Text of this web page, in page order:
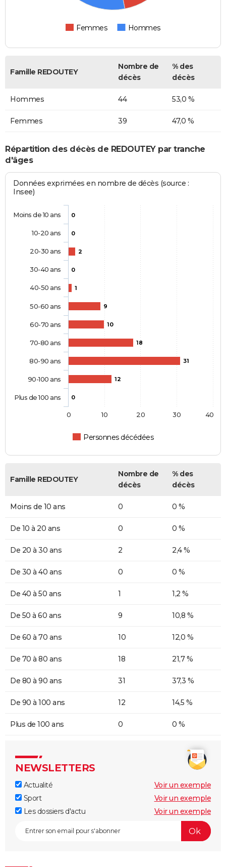
Femmes Hommes
Famille REDOUTEY
Nombre de
décès
% des
décès
Hommes 44 53,0 %
Femmes 39 47,0 %
Répartition des décès de REDOUTEY par tranche
d'âges
Données exprimées en nombre de décès (source :
Insee)
0
0
2
0
1
9
10
18
31
12
0
Personnes décédées
Moins de 10 ans
10-20 ans
20-30 ans
30-40 ans
40-50 ans
50-60 ans
60-70 ans
70-80 ans
80-90 ans
90-100 ans
Plus de 100 ans
0 10 20 30 40
Famille REDOUTEY
Nombre de
décès
% des
décès
Moins de 10 ans 0 0 %
De 10 à 20 ans 0 0 %
De 20 à 30 ans 2 2,4 %
De 30 à 40 ans 0 0 %
De 40 à 50 ans 1 1,2 %
De 50 à 60 ans 9 10,8 %
De 60 à 70 ans 10 12,0 %
De 70 à 80 ans 18 21,7 %
De 80 à 90 ans 31 37,3 %
De 90 à 100 ans 12 14,5 %
Plus de 100 ans 0 0 %
NEWSLETTERS
Actualité
Voir un exemple
Sport
Voir un exemple
Les dossiers d'actu
Voir un exemple